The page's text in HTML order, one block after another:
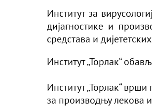
Институт за
дијагностике и
средстава и
Институт „Торлак“
Институт „Торлак“
за производњу лекова